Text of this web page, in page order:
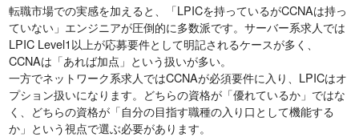
転職市場での実感を加えると、「LPICを持っているがCCNAは持っ
ていない」エンジニアが圧倒的に多数派です。サーバー系求人では
LPIC Level1以上が応募要件として明記されるケースが多く、
CCNAは「あれば加点」という扱いが多い。
一方でネットワーク系求人ではCCNAが必須要件に入り、LPICはオ
プション扱いになります。どちらの資格が「優れているか」ではな
く、どちらの資格が「自分の目指す職種の入り口として機能する
か」という視点で選ぶ必要があります。